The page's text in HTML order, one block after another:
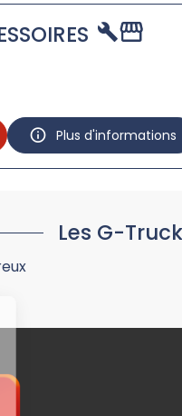
Plus d'informations
Les G-